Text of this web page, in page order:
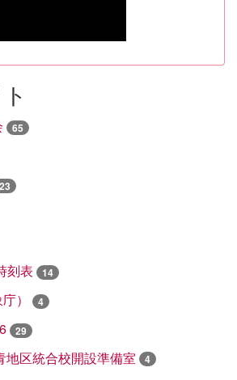
65
23
刻表 14
） 4
29
地区統合校開設準備室 4